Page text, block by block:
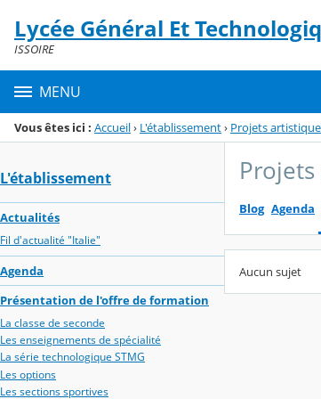
Menu de la rubrique
Contenu
Lycée Général Et
ISSOIRE
MENU
Vous êtes ici : Accueil› L'établissement› Projets
L'établissement
Actualités
Fil d'actualité "Italie"
Agenda
Présentation de l'offre de formation
La classe de seconde
Les enseignements de spécialité
La série technologique STMG
Les options
Les sections sportives
Blog Agenda
Aucun sujet